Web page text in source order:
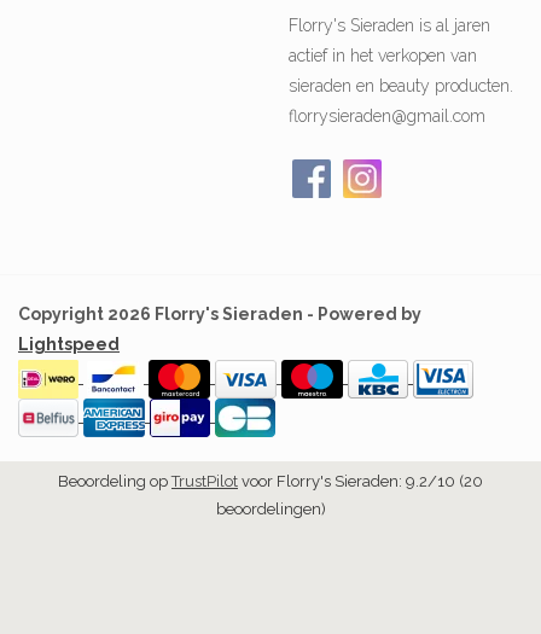
Florry's Sieraden is al jaren
actief in het verkopen van
sieraden en beauty producten.
florrysieraden@gmail.com
Copyright 2026 Florry's Sieraden - Powered by
Lightspeed
Beoordeling opTrustPilot voor Florry's Sieraden: 9.2/10 (20
beoordelingen)